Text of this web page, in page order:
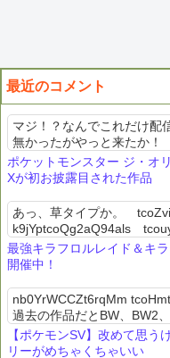
最近のコメント
マジ！？なんでこれだけ配
無かったがやっと来たか！
ポケットモンスター ジ・オ
Xが初お披露目された作品
あっ、草タイプか。
k9jYptcoQg2aQ94als
ないにしろ草タイプに見え
最強キラフロルレイド＆キ
開催中！
nb0YrWCCZt6rqMm
過去の作品だとBW、BW2
USUM、レジェアルのエン
【ポケモンSV】改めて思う
リーがめちゃくちゃいい